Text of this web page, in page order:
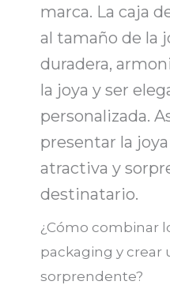
marca. La caja
al tamaño de la
duradera,
la joya y ser
personalizada.
presentar la
atractiva y
destinatario.
¿Cómo combinar
packaging y crear
sorprendente?